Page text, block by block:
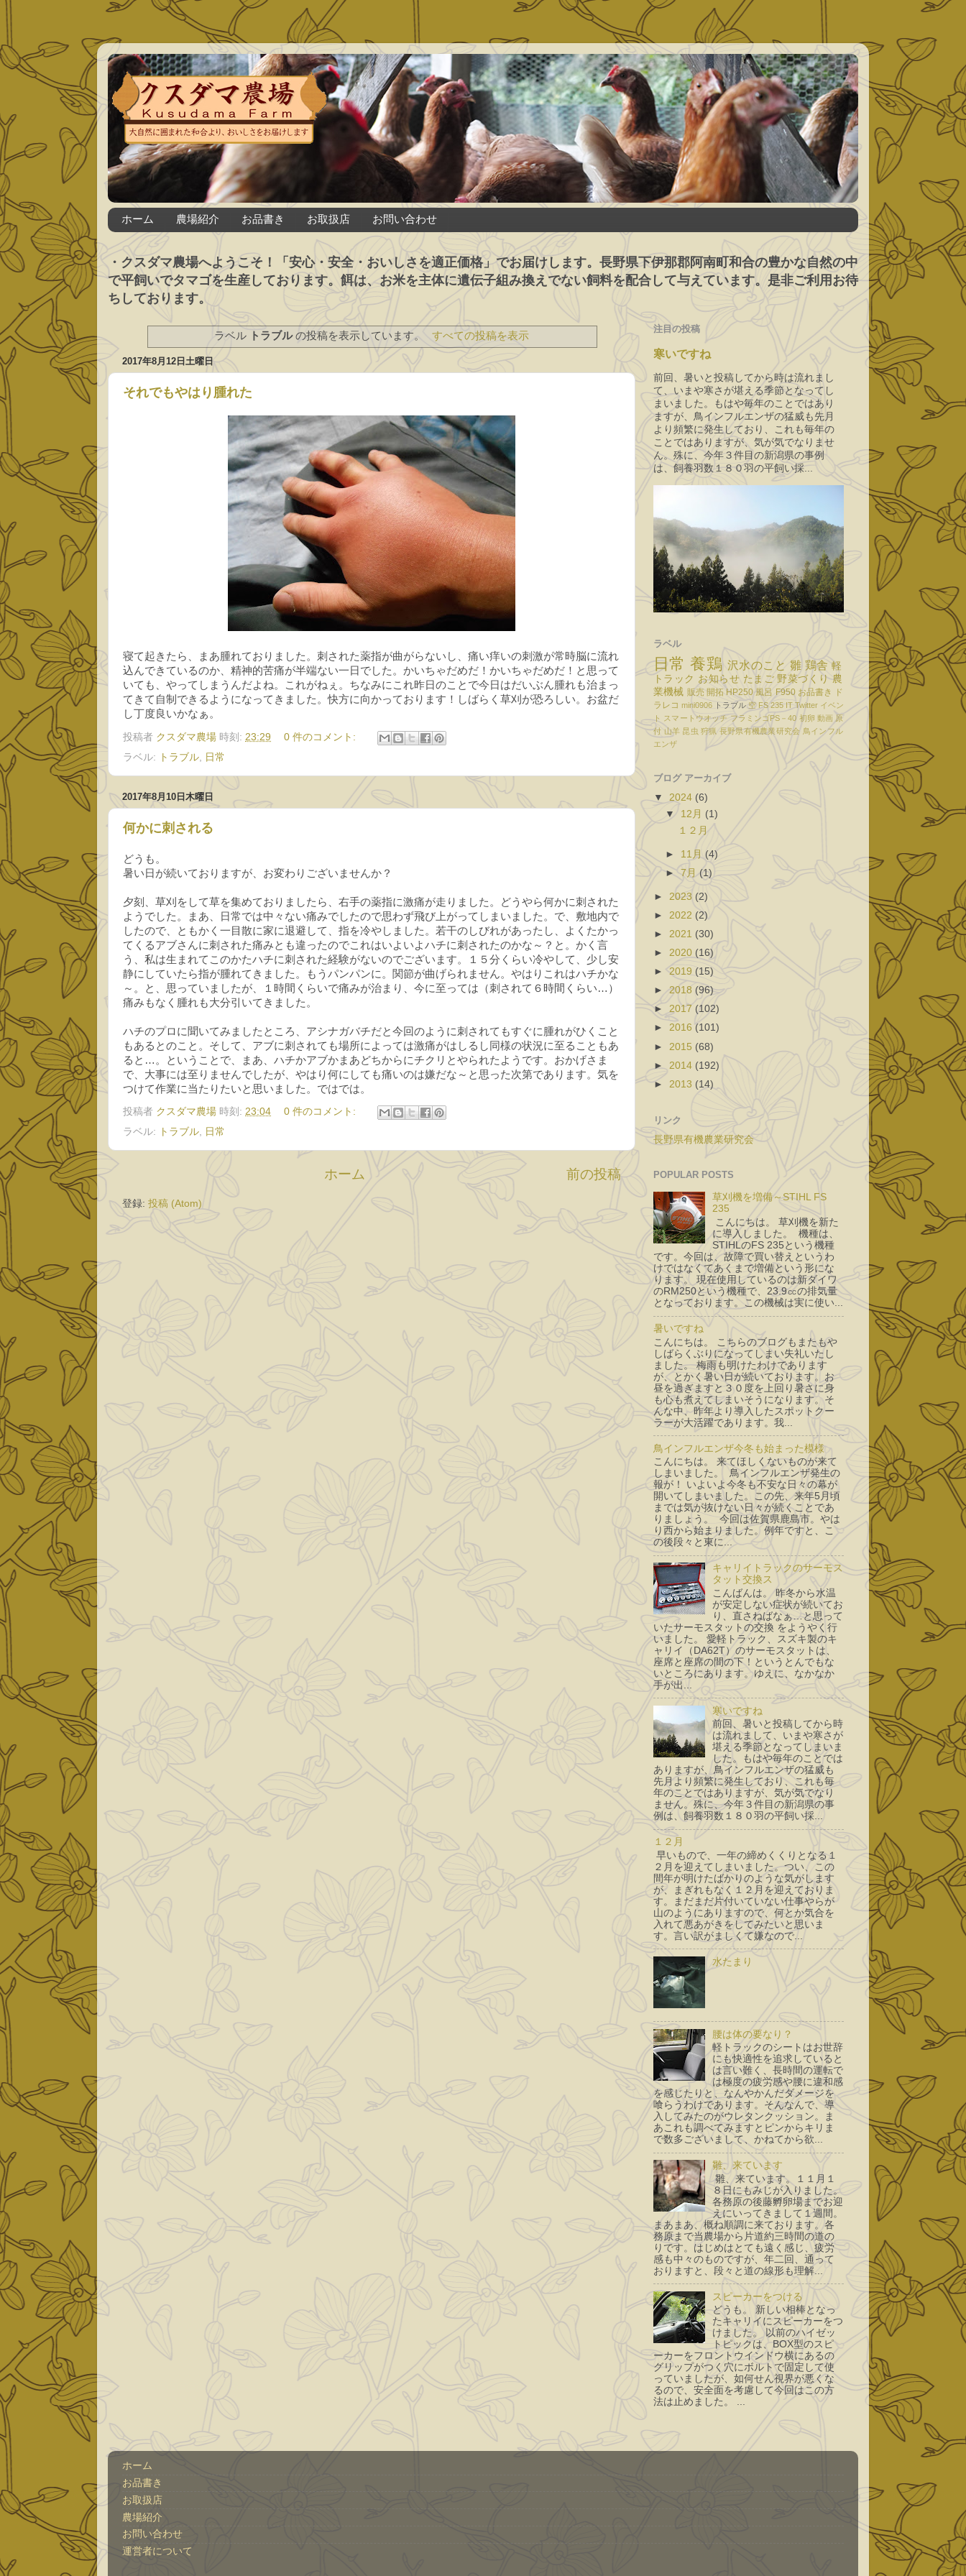
ホーム 農場紹介 お品書き お取扱店 お問い合わせ
・クスダマ農場へようこそ！「安心・安全・おいしさを適正価格」でお届けします。長野県下伊那郡阿南町和合の豊かな自然の中
で平飼いでタマゴを生産しております。餌は、お米を主体に遺伝子組み換えでない飼料を配合して与えています。是非ご利用お待
ちしております。
ラベル トラブルの投稿を表示しています。 すべての投稿を表示
2017年8月12日土曜日
それでもやはり腫れた
寝て起きたら、まあ腫れておりました。刺された薬指が曲がらないし、痛い痒いの刺激が常時脳に流れ
込んできているのか、精神的苦痛が半端ない一日でした。かいちゃだめだ！かいちゃだめだ！と思って
いても、やってしまうんだよね。これがねぇ。ちなみにこれ昨日のことで今日はだいぶん腫れも治まっ
てきて自制できるようになってきました。快方に向かっております！しばらく草刈が恐ろしい。お盆だ
し丁度良いかなぁ。
投稿者 クスダマ農場 時刻: 23:29
0 件のコメント:
ラベル:
トラブル 日常
2017年8月10日木曜日
何かに刺される
どうも。
暑い日が続いておりますが、お変わりございませんか？
夕刻、草刈をして草を集めておりましたら、右手の薬指に激痛が走りました。どうやら何かに刺された
ようでした。まあ、日常では中々ない痛みでしたので思わず飛び上がってしまいました。で、敷地内で
したので、ともかく一目散に家に退避して、指を冷やしました。若干のしびれがあったし、よくたかっ
てくるアブさんに刺された痛みとも違ったのでこれはいよいよハチに刺されたのかな～？と。かく言
う、私は生まれてこのかたハチに刺された経験がないのでございます。１５分くらい冷やして、少し安
静にしていたら指が腫れてきました。もうパンパンに。関節が曲げられません。やはりこれはハチかな
～。と、思っていましたが、１時間くらいで痛みが治まり、今に至っては（刺されて６時間くらい…）
痛みもなく腫れも大分引いてきました。
ハチのプロに聞いてみましたところ、アシナガバチだと今回のように刺されてもすぐに腫れがひくこと
もあるとのこと。そして、アブに刺されても場所によっては激痛がはしるし同様の状況に至ることもあ
ると…。ということで、まあ、ハチかアブかまあどちからにチクリとやられたようです。おかげさま
で、大事には至りませんでしたが、やはり何にしても痛いのは嫌だな～と思った次第であります。気を
つけて作業に当たりたいと思いました。ではでは。
投稿者 クスダマ農場 時刻: 23:04
0 件のコメント:
ラベル:
トラブル, 日常
前の投稿
ホーム
登録: 投稿 (Atom)
注目の投稿
寒いですね
前回、暑いと投稿してから時は流れまし
て、いまや寒さが堪える季節となってし
まいました。もはや毎年のことではあり
ますが、鳥インフルエンザの猛威も先月
より頻繁に発生しており、これも毎年の
ことではありますが、気が気でなりませ
ん。殊に、今年３件目の新潟県の事例
は、飼養羽数１８０羽の平飼い採...
ラベル
日常 養鶏 沢水のこと 雛 鶏舎 軽
トラック お知らせ たまご 野菜づくり 農
業機械 販売 開拓 HP250 風呂 F950 お品書き
ド
ラレコ mini0906 トラブル 空 FS 235 IT Twitter イベン
ト
スマートウオッチ フラミンゴPS－40 初卵 動画 原
付 山羊 昆虫 狩猟 長野県有機農業研究会 鳥インフル
エンザ
ブログ アーカイブ
▼ 2024 (6)
▼ 12月 (1)
１２月
► 11月(4)
►7月(1)
► 2023 (2)
► 2022 (2)
► 2021 (30)
► 2020 (16)
►2019 (15)
►2018 (96)
► 2017 (102)
► 2016 (101)
► 2015 (68)
► 2014 (192)
► 2013 (14)
リンク
長野県有機農業研究会
POPULAR POSTS
草刈機を増備～STIHL FS
235
こんにちは。 草刈機を新た
に導入しました。 機種は、
STIHLのFS 235という機種
です。今回は、故障で買い替えというわ
けではなくてあくまで増備という形にな
ります。 現在使用しているのは新ダイワ
のRM250という機種で、23.9㏄の排気量
となっております。この機械は実に使い...
暑いですね
こんにちは。 こちらのブログもまたもや
しばらくぶりになってしまい失礼いたし
ました。 梅雨も明けたわけであります
が、とかく暑い日が続いております。お
昼を過ぎますと３０度を上回り暑さに身
も心も煮えてしまいそうになります。そ
んな中、昨年より導入したスポットクー
ラーが大活躍であります。我...
鳥インフルエンザ今冬も始まった模様
こんにちは。 来てほしくないものが来て
しまいました。 鳥インフルエンザ発生の
報が！ いよいよ今冬も不安な日々の幕が
開いてしまいました。この先、来年5月頃
までは気が抜けない日々が続くことであ
りましょう。 今回は佐賀県鹿島市。やは
り西から始まりました。例年ですと、こ
の後段々と東に...
キャリイトラックのサーモス
タット交換ス
こんばんは。 昨冬から水温
が安定しない症状が続いてお
り、直さねばなぁ…と思って
いたサーモスタットの交換 をようやく行
いました。 愛軽トラック、スズキ製のキ
ャリイ（DA62T）のサーモスタットは、
座席と座席の間の下！というとんでもな
いところにあります。ゆえに、なかなか
手が出...
寒いですね
前回、暑いと投稿してから時
は流れまして、いまや寒さが
堪える季節となってしまいま
した。もはや毎年のことでは
ありますが、鳥インフルエンザの猛威も
先月より頻繁に発生しており、これも毎
年のことではありますが、気が気でなり
ません。殊に、今年３件目の新潟県の事
例は、飼養羽数１８０羽の平飼い採...
１２月
早いもので、一年の締めくくりとなる１
２月を迎えてしまいました。つい、この
間年が明けたばかりのような気がします
が、まぎれもなく１２月を迎えておりま
す。まだまだ片付いていない仕事やらが
山のようにありますので、何とか気合を
入れて悪あがきをしてみたいと思いま
す。言い訳がましくて嫌なので...
水たまり
腰は体の要なり？
軽トラックのシートはお世辞
にも快適性を追求していると
は言い難く、長時間の運転で
は極度の疲労感や腰に違和感
を感じたりと、なんやかんだダメージを
喰らうわけであります。そんなんで、導
入してみたのがウレタンクッション。ま
あこれも調べてみますとピンからキリま
で数多ございまして、かねてから欲...
雛、来ています
雛、来ています。１１月１
８日にもみじが入りました。
各務原の後藤孵卵場までお迎
えにいってきまして１週間。
まあまあ、概ね順調に来ております。各
務原まで当農場から片道約三時間の道の
りです。はじめはとても遠く感じ、疲労
感も中々のものですが、年二回、通って
おりますと、段々と道の線形も理解...
スピーカーをつける
どうも。 新しい相棒となっ
たキャリイにスピーカーをつ
けました。 以前のハイゼッ
トピックは、BOX型のスピ
ーカーをフロントウインドウ横にあるの
グリップがつく穴にボルトで固定して使
っていましたが、如何せん視界が悪くな
るので、安全面を考慮して今回はこの方
法は止めました。 ...
ホーム
お品書き
お取扱店
農場紹介
お問い合わせ
運営者について